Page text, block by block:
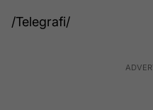
/Telegrafi/